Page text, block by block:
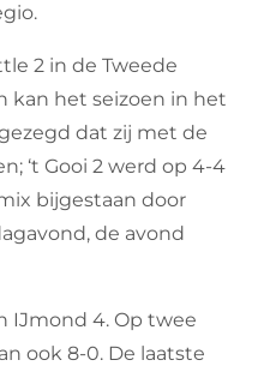
2 in de Tweede
kan het seizoen in het
dat zij met de
‘t Gooi 2 werd op 4-4
bijgestaan door
de avond
IJmond 4. Op twee
ook 8-0. De laatste